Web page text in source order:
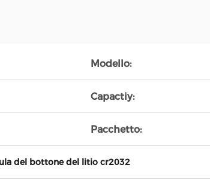
Modello:
Capactiy:
Pacchetto:
del bottone del litio cr2032